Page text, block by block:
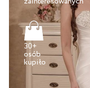
30+
osób